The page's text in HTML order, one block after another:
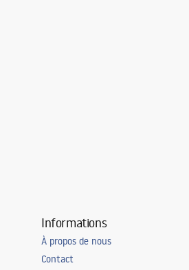
Informations
À propos de nous
Contact